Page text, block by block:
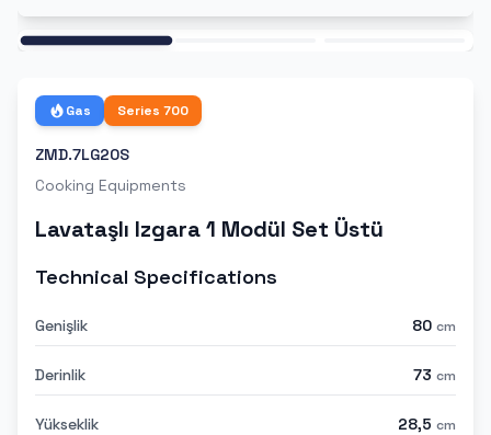
Gas Series 700
ZMD.7LG20S
Cooking Equipments
Lavataşlı Izgara 1 Modül Set Üstü
Technical Specifications
Genişlik 80 cm
Derinlik 73 cm
Yükseklik 28,5 cm